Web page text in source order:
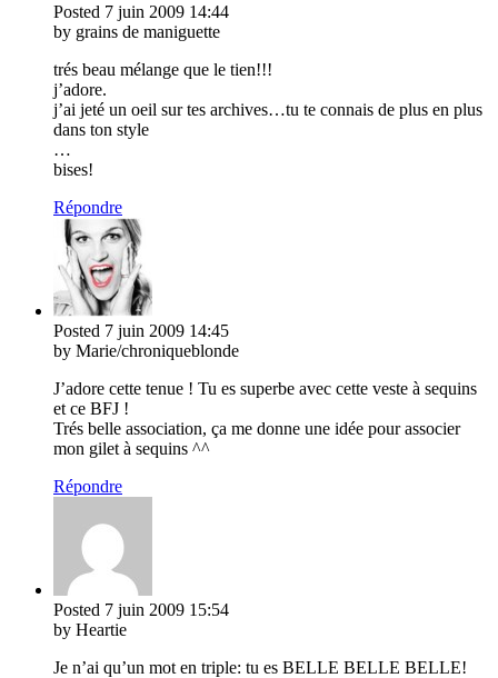
Posted 7 juin 2009 14:44
by grains de maniguette
trés beau mélange que le tien!!!
j’adore.
j’ai jeté un oeil sur tes archives…tu te connais de plus en plus
dans ton style
…
bises!
Répondre
Posted 7 juin 2009 14:45
by Marie/chroniqueblonde
J’adore cette tenue ! Tu es superbe avec cette veste à sequins
et ce BFJ !
Trés belle association, ça me donne une idée pour associer
mon gilet à sequins ^^
Répondre
Posted 7 juin 2009 15:54
by Heartie
Je n’ai qu’un mot en triple: tu es BELLE BELLE BELLE!